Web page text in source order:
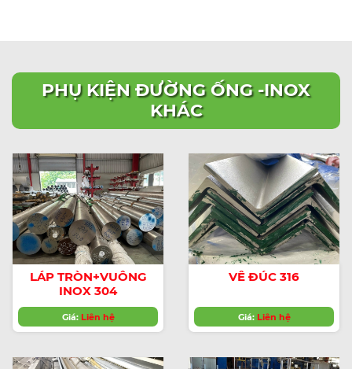
PHỤ KIỆN ĐƯỜNG ỐNG -INOX
KHÁC
LÁP TRÒN+VUÔNG
INOX 304
Giá: Liên hệ
VÊ ĐÚC 316
Giá: Liên hệ